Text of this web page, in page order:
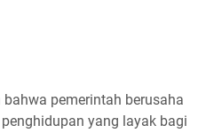
pemerintah berusaha
yang layak bagi